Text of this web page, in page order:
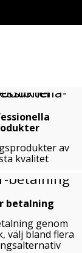
av
kvalitet
betalning
genom
välj bland flera